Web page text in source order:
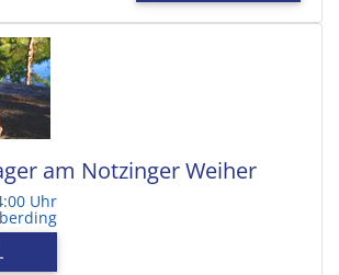
am Notzinger Weiher
Uhr